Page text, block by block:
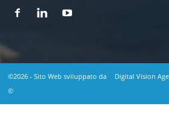
©2026 - Sito Web sviluppato da
Digital Vision
©